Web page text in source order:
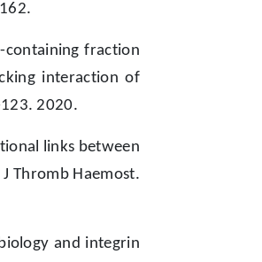
containing fraction
interaction of
2020.
links between
Thromb Haemost.
and integrin